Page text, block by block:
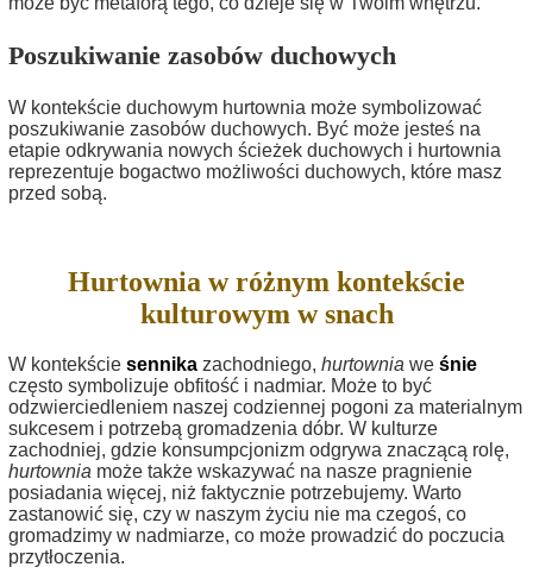
Poszukiwanie zasobów duchowych
W kontekście duchowym hurtownia może symbolizować
poszukiwanie zasobów duchowych. Być może jesteś na
etapie odkrywania nowych ścieżek duchowych i hurtownia
reprezentuje bogactwo możliwości duchowych, które masz
przed sobą.
Hurtownia w różnym kontekście
kulturowym w snach
W kontekście sennika zachodniego, hurtownia we śnie
często symbolizuje obfitość i nadmiar. Może to być
odzwierciedleniem naszej codziennej pogoni za materialnym
sukcesem i potrzebą gromadzenia dóbr. W kulturze
zachodniej, gdzie konsumpcjonizm odgrywa znaczącą rolę,
hurtownia może także wskazywać na nasze pragnienie
posiadania więcej, niż faktycznie potrzebujemy. Warto
zastanowić się, czy w naszym życiu nie ma czegoś, co
gromadzimy w nadmiarze, co może prowadzić do poczucia
przytłoczenia.